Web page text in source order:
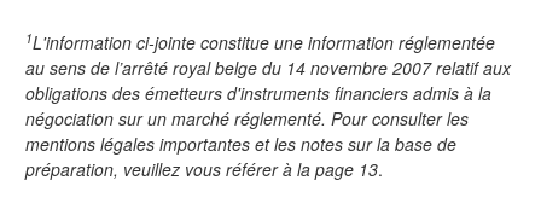
1L'information ci-jointe constitue une information réglementée
au sens de l’arrêté royal belge du 14 novembre 2007 relatif aux
obligations des émetteurs d'instruments financiers admis à la
négociation sur un marché réglementé. Pour consulter les
mentions légales importantes et les notes sur la base de
préparation, veuillez vous référer à la page 13.